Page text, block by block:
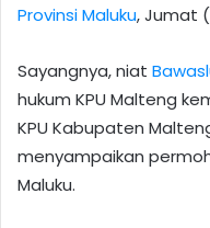
Provinsi Maluku, Jumat
Sayangnya, niat
hukum KPU Malteng
KPU Kabupaten
menyampaikan
Maluku.